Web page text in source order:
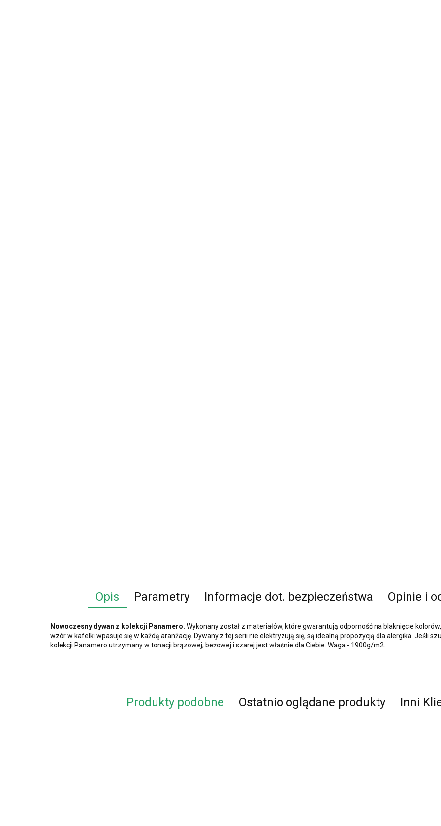
Opis Parametry Informacje dot. bezpieczeństwa Opinie i
Nowoczesny dywan z kolekcji Panamero. Wykonany został z materiałów, które gwarantują odporność na blaknięcie
wzór w kafelki wpasuje się w każdą aranżację. Dywany z tej serii nie elektryzują się, są idealną propozycją dla alergika. Jeśli
kolekcji Panamero utrzymany w tonacji brązowej, beżowej i szarej jest właśnie dla Ciebie. Waga - 1900g/m2.
Produkty podobne Ostatnio oglądane produkty Inni